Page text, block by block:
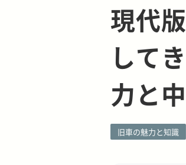
現代
して
力と
旧車の魅力と知識